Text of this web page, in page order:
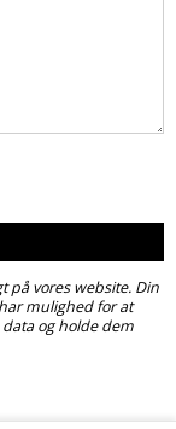
på vores website. Din
mulighed for at
og holde dem